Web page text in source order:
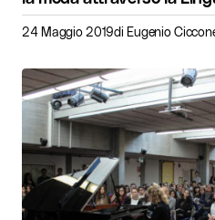
24 Maggio 2019di Eugenio